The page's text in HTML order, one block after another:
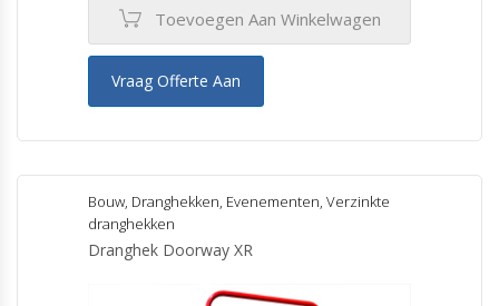
Toevoegen Aan Winkelwagen
Vraag Offerte Aan
Bouw, Dranghekken, Evenementen, Verzinkte
dranghekken
Dranghek Doorway XR